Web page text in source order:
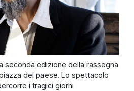
seconda edizione della rassegna
del paese. Lo spettacolo
i tragici giorni